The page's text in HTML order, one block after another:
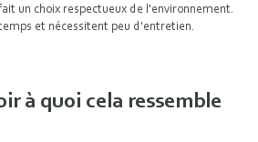
un choix respectueux de l'environnement.
et nécessitent peu d'entretien.
à quoi cela ressemble